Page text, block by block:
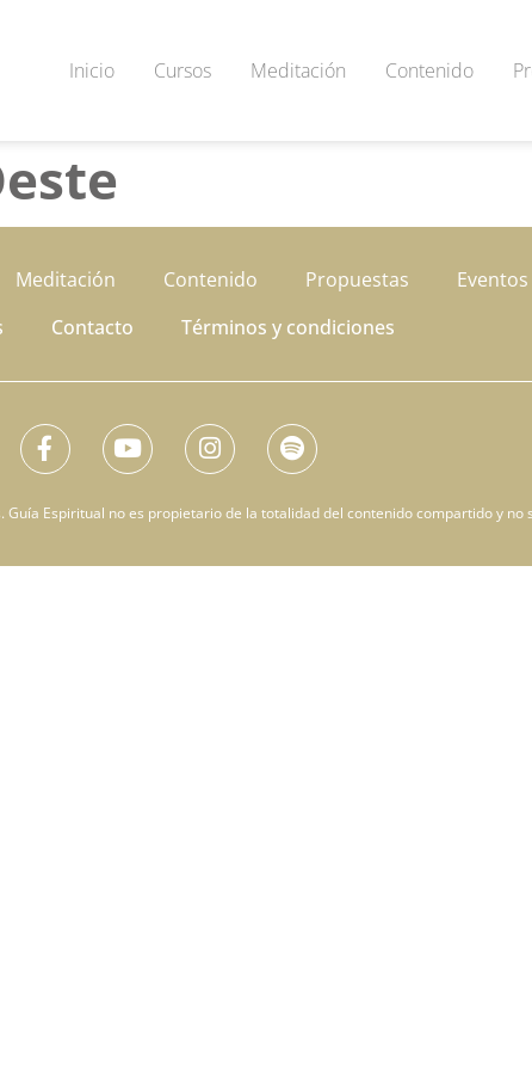
Inicio Cursos Meditación Contenido
Meditación Contenido Propuestas
Eventos
Contacto Términos y condiciones
Espiritual no es propietario de la totalidad del contenido compartido y no